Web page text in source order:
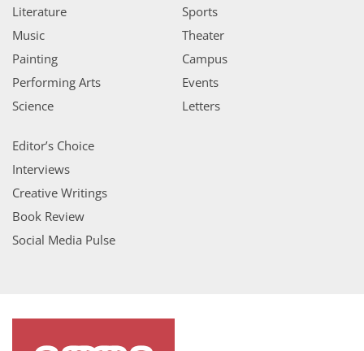
Literature
Music
Painting
Performing Arts
Science
Sports
Theater
Campus
Events
Letters
Editor’s Choice
Interviews
Creative Writings
Book Review
Social Media Pulse